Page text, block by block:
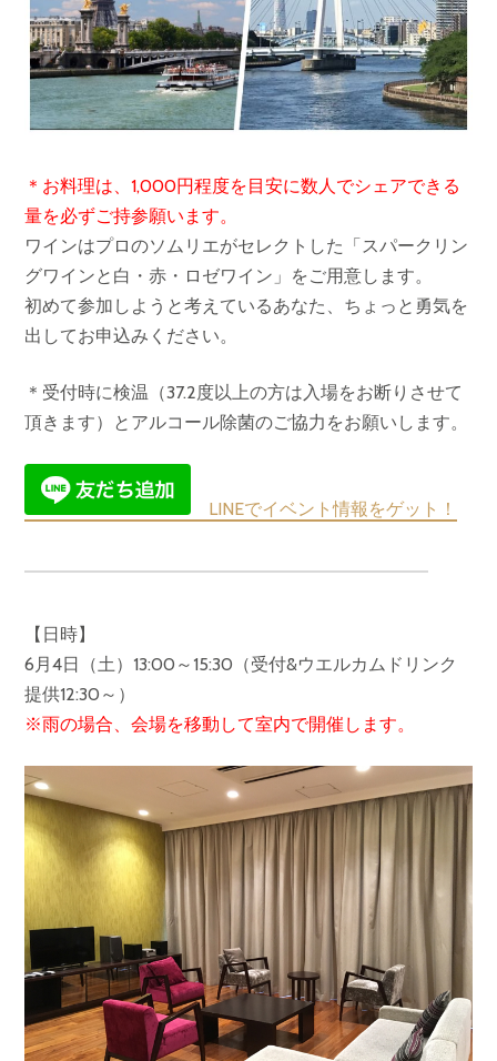
＊お料理は、1,000円程度を目安に数人でシェアできる
量を必ずご持参願います。
ワインはプロのソムリエがセレクトした「スパークリン
グワインと白・赤・ロゼワイン」をご用意します。
初めて参加しようと考えているあなた、ちょっと勇気を
出してお申込みください。
＊受付時に検温（37.2度以上の方は入場をお断りさせて
頂きます）とアルコール除菌のご協力をお願いします。
LINEでイベント情報をゲット！
【日時】
6月4日（土）13:00～15:30（受付&ウエルカムドリンク
提供12:30～）
※雨の場合、会場を移動して室内で開催します。